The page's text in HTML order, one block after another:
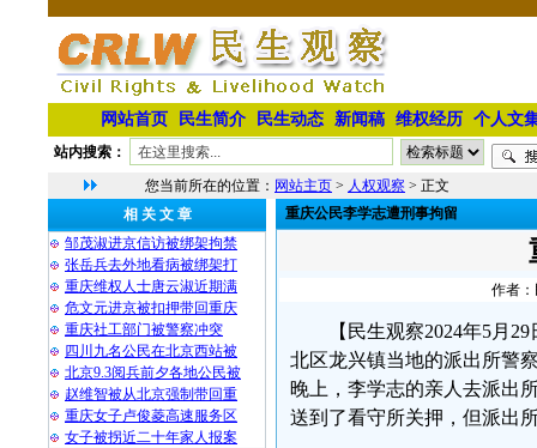
网站首页 民生简介 民生动态 新闻稿 维权经历 个人文
站内搜索：
您当前所在的位置： 网站主页 > 人权观察 > 正文
相 关 文 章
邹茂淑进京信访被绑架拘禁
张岳兵去外地看病被绑架打
重庆维权人士唐云淑近期满
危文元进京被扣押带回重庆
重庆社工部门被警察冲突
四川九名公民在北京西站被
北京9.3阅兵前夕各地公民被
赵维智被从北京强制带回重
重庆女子卢俊菱高速服务区
女子被拐近二十年家人报案
重庆公民李学志遭刑事拘留
作者：
【民生观察2024年5月
北区龙兴镇当地的派出所警
晚上，李学志的亲人去派出
送到了看守所关押，但派出